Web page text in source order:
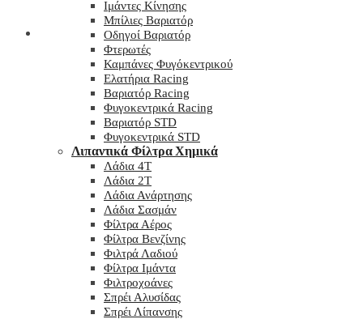
My wishlist
Ιμάντες Κίνησης
Μπίλιες Βαριατόρ
Οδηγοί Βαριατόρ
Φτερωτές
Καμπάνες Φυγόκεντρικού
Ελατήρια Racing
Βαριατόρ Racing
Φυγοκεντρικά Racing
Βαριατόρ STD
Φυγοκεντρικά STD
Λιπαντικά Φίλτρα Χημικά
Λάδια 4T
Λάδια 2T
Λάδια Ανάρτησης
Λάδια Σασμάν
Φίλτρα Αέρος
Φίλτρα Βενζίνης
Φιλτρά Λαδιού
Φίλτρα Ιμάντα
Φιλτροχοάνες
Σπρέι Αλυσίδας
Σπρέι Λίπανσης